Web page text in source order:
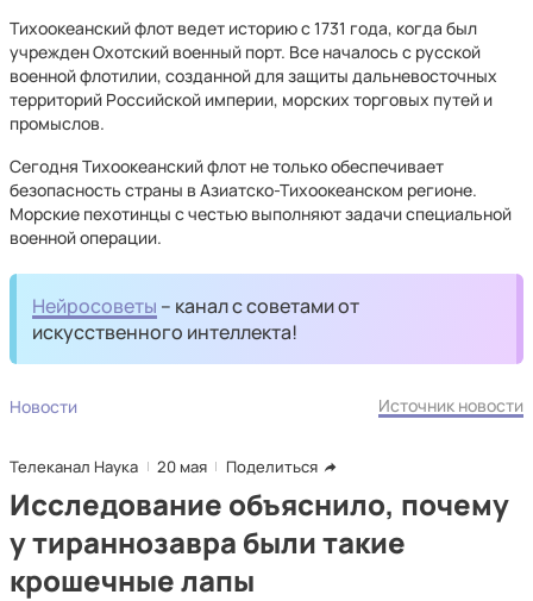
Тихоокеанский флот ведет историю с 1731 года, когда был
учрежден Охотский военный порт. Все началось с русской
военной флотилии, созданной для защиты дальневосточных
территорий Российской империи, морских торговых путей и
промыслов.
Сегодня Тихоокеанский флот не только обеспечивает
безопасность страны в Азиатско-Тихоокеанском регионе.
Морские пехотинцы с честью выполняют задачи специальной
военной операции.
Нейросоветы – канал с советами от
искусственного интеллекта!
Новости Источник новости
Телеканал Наука 20 мая Поделиться
Исследование объяснило, почему
у тираннозавра были такие
крошечные лапы